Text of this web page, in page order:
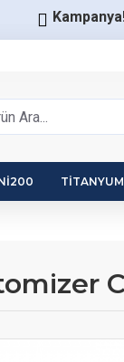
TITANYUM